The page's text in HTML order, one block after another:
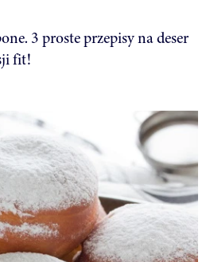
3 proste przepisy na deser
fit!